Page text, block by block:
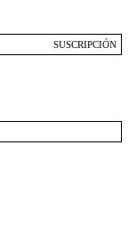
SUSCRIPCIÓN